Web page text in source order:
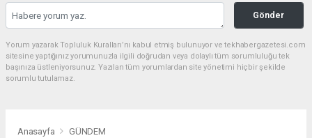
Gönder
Yorum yazarak Topluluk Kuralları’nı kabul etmiş bulunuyor ve tekhabergazetesi.com
sitesine yaptığınız yorumunuzla ilgili doğrudan veya dolaylı tüm sorumluluğu tek
başınıza üstleniyorsunuz. Yazılan tüm yorumlardan site yönetimi hiçbir şekilde
sorumlu tutulamaz.
Anasayfa GÜNDEM